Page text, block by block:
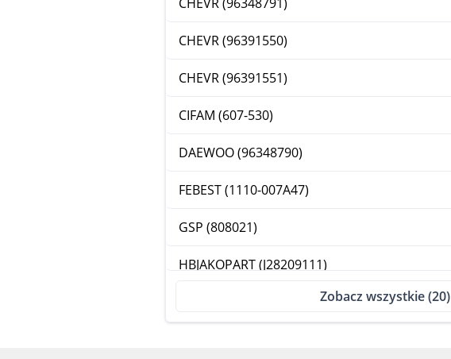
CHEVR (96348791)
CHEVR (96391550)
CHEVR (96391551)
CIFAM (607-530)
DAEWOO (96348790)
FEBEST (1110-007A47)
GSP (808021)
HBJAKOPART (J28209111)
Zobacz wszystkie (20)